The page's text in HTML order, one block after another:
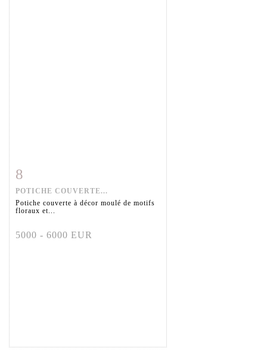
8
POTICHE COUVERTE...
Potiche couverte à décor moulé de motifs
floraux et...
5000 - 6000 EUR